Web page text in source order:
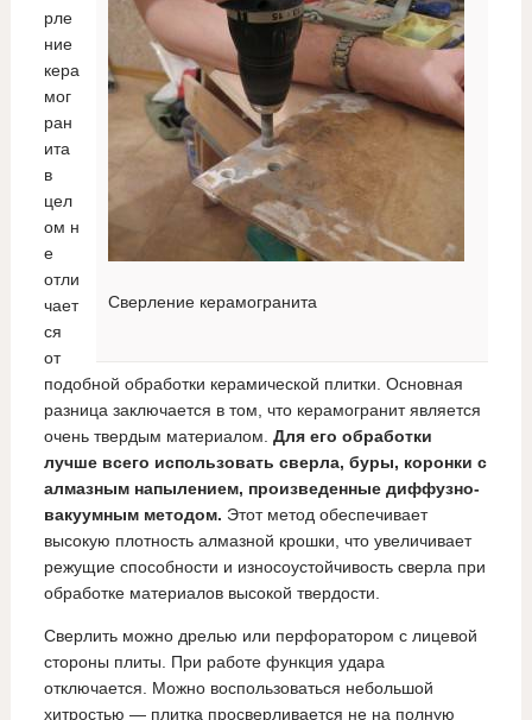
Сверление керамогранита
рле
ние
кера
мог
ран
ита
в
цел
ом н
е
отли
чает
ся
от
подобной обработки керамической плитки. Основная
разница заключается в том, что керамогранит является
очень твердым материалом. Для его обработки
лучше всего использовать сверла, буры, коронки с
алмазным напылением, произведенные диффузно-
вакуумным методом. Этот метод обеспечивает
высокую плотность алмазной крошки, что увеличивает
режущие способности и износоустойчивость сверла при
обработке материалов высокой твердости.
Сверлить можно дрелью или перфоратором с лицевой
стороны плиты. При работе функция удара
отключается. Можно воспользоваться небольшой
хитростью — плитка просверливается не на полную